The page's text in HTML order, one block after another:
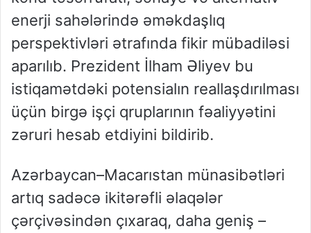
enerji sahələrində əməkdaşlıq
perspektivləri ətrafında fikir mübadiləsi
aparılıb. Prezident İlham Əliyev bu
istiqamətdəki potensialın reallaşdırılması
üçün birgə işçi qruplarının fəaliyyətini
zəruri hesab etdiyini bildirib.
Azərbaycan–Macarıstan münasibətləri
artıq sadəcə ikitərəfli əlaqələr
çərçivəsindən çıxaraq, daha geniş –